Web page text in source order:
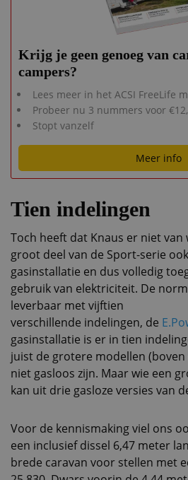
Krijg je geen genoeg van
campers?
Lees meer in het ACSI FreeLife
Probeer nu 3 nummers voor
Stopt vanzelf
Meer info
Tien indelingen
Toch heeft dat Knaus er niet
groot deel van de Sport-serie
gasinstallatie en dus volledig
gebruik van elektriciteit. De
leverbaar met vijftien
verschillende indelingen, de
gasinstallatie is er in tien
juist de grotere modellen
niet gasloos zijn. Maar wie een
kan uit drie gasloze versies van
Voor de kennismaking viel ons
een inclusief dissel 6,47 meter
brede caravan voor stellen met